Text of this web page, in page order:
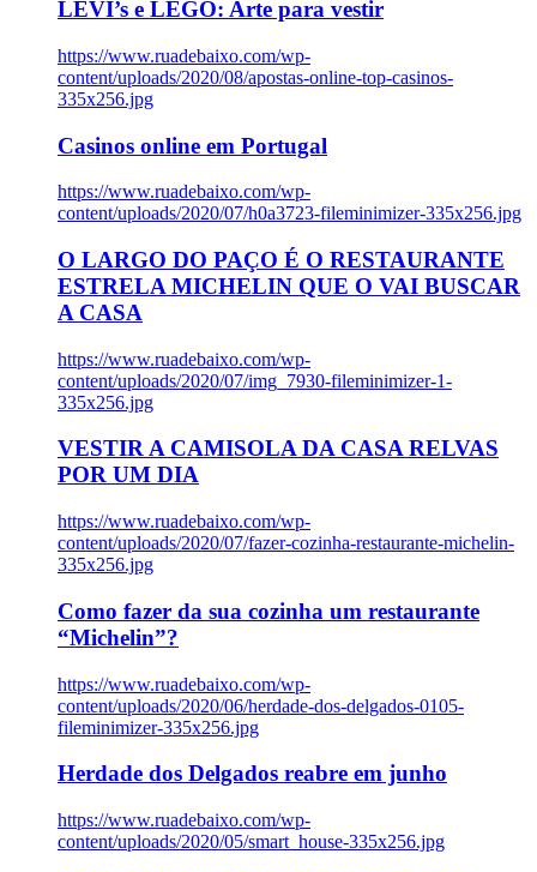
LEVI’s e LEGO: Arte para vestir
https://www.ruadebaixo.com/wp-
content/uploads/2020/08/apostas-online-top-casinos-
335x256.jpg
Casinos online em Portugal
https://www.ruadebaixo.com/wp-
content/uploads/2020/07/h0a3723-fileminimizer-335x256.jpg
O LARGO DO PAÇO É O RESTAURANTE
ESTRELA MICHELIN QUE O VAI BUSCAR
A CASA
https://www.ruadebaixo.com/wp-
content/uploads/2020/07/img_7930-fileminimizer-1-
335x256.jpg
VESTIR A CAMISOLA DA CASA RELVAS
POR UM DIA
https://www.ruadebaixo.com/wp-
content/uploads/2020/07/fazer-cozinha-restaurante-michelin-
335x256.jpg
Como fazer da sua cozinha um restaurante
“Michelin”?
https://www.ruadebaixo.com/wp-
content/uploads/2020/06/herdade-dos-delgados-0105-
fileminimizer-335x256.jpg
Herdade dos Delgados reabre em junho
https://www.ruadebaixo.com/wp-
content/uploads/2020/05/smart_house-335x256.jpg